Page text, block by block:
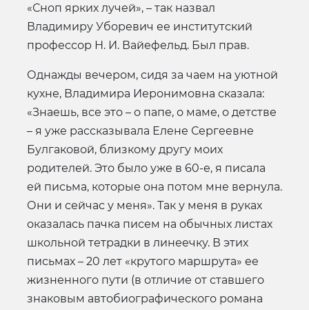
«Сноп ярких лучей», – так назвал
Владимиру Уборевич ее институтский
профессор Н. И. Вайефельд. Был прав.
Однажды вечером, сидя за чаем на уютной
кухне, Владимира Иеронимовна сказала:
«Знаешь, все это – о папе, о маме, о детстве
– я уже рассказывала Елене Сергеевне
Булгаковой, близкому другу моих
родителей. Это было уже в 60-е, я писала
ей письма, которые она потом мне вернула.
Они и сейчас у меня». Так у меня в руках
оказалась пачка писем на обычных листах
школьной тетрадки в линеечку. В этих
письмах – 20 лет «крутого маршрута» ее
жизненного пути (в отличие от ставшего
знаковым автобиографического романа